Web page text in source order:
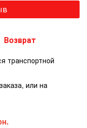
Возврат
транспортной
или на